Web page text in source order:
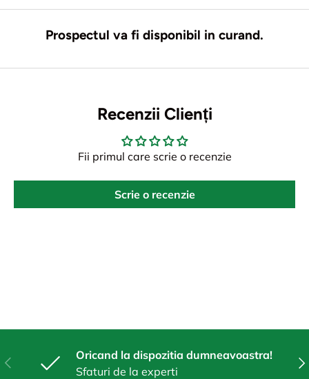
Prospectul va fi disponibil in curand.
Recenzii Clienți
Fii primul care scrie o recenzie
Scrie o recenzie
Anterior
Oricand la dispozitia dumneavoastra!
Sfaturi de la experti